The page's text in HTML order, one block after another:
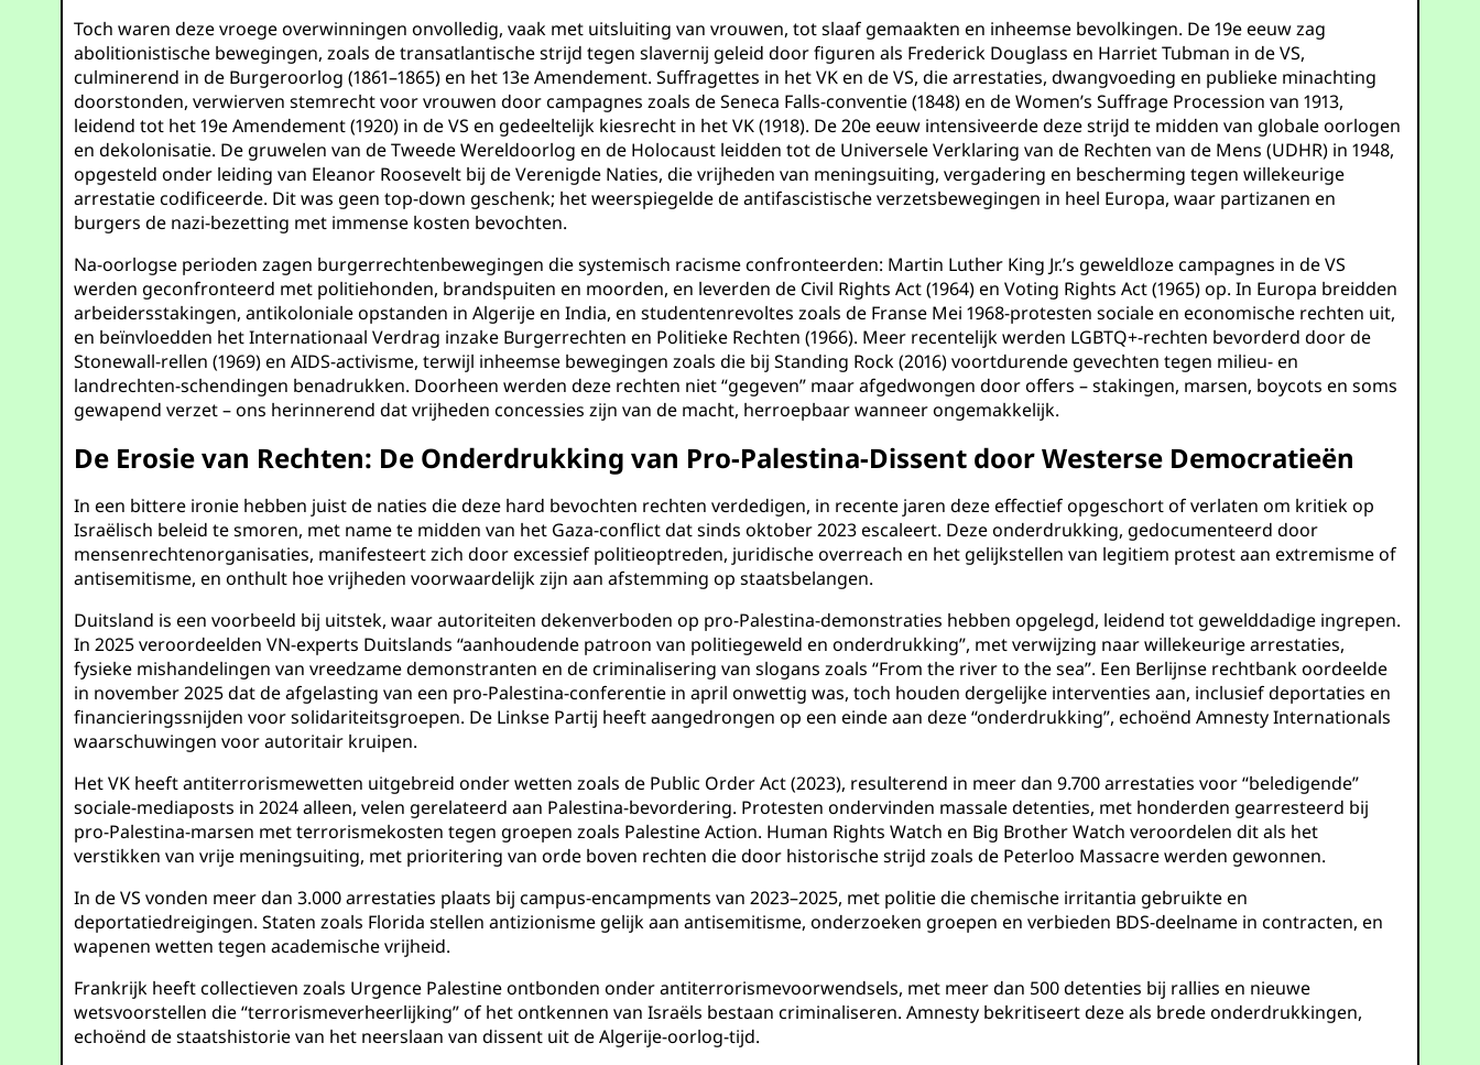
Toch waren deze vroege overwinningen onvolledig, vaak met uitsluiting van vrouwen, tot slaaf gemaakten en inheemse bevolkingen. De 19e eeuw zag
abolitionistische bewegingen, zoals de transatlantische strijd tegen slavernij geleid door figuren als Frederick Douglass en Harriet Tubman in de VS,
culminerend in de Burgeroorlog (1861–1865) en het 13e Amendement. Suffragettes in het VK en de VS, die arrestaties, dwangvoeding en publieke minachting
doorstonden, verwierven stemrecht voor vrouwen door campagnes zoals de Seneca Falls-conventie (1848) en de Women’s Suffrage Procession van 1913,
leidend tot het 19e Amendement (1920) in de VS en gedeeltelijk kiesrecht in het VK (1918). De 20e eeuw intensiveerde deze strijd te midden van globale oorlogen
en dekolonisatie. De gruwelen van de Tweede Wereldoorlog en de Holocaust leidden tot de Universele Verklaring van de Rechten van de Mens (UDHR) in 1948,
opgesteld onder leiding van Eleanor Roosevelt bij de Verenigde Naties, die vrijheden van meningsuiting, vergadering en bescherming tegen willekeurige
arrestatie codificeerde. Dit was geen top-down geschenk; het weerspiegelde de antifascistische verzetsbewegingen in heel Europa, waar partizanen en
burgers de nazi-bezetting met immense kosten bevochten.
Na-oorlogse perioden zagen burgerrechtenbewegingen die systemisch racisme confronteerden: Martin Luther King Jr.’s geweldloze campagnes in de VS
werden geconfronteerd met politiehonden, brandspuiten en moorden, en leverden de Civil Rights Act (1964) en Voting Rights Act (1965) op. In Europa breidden
arbeidersstakingen, antikoloniale opstanden in Algerije en India, en studentenrevoltes zoals de Franse Mei 1968-protesten sociale en economische rechten uit,
en beïnvloedden het Internationaal Verdrag inzake Burgerrechten en Politieke Rechten (1966). Meer recentelijk werden LGBTQ+-rechten bevorderd door de
Stonewall-rellen (1969) en AIDS-activisme, terwijl inheemse bewegingen zoals die bij Standing Rock (2016) voortdurende gevechten tegen milieu- en
landrechten-schendingen benadrukken. Doorheen werden deze rechten niet “gegeven” maar afgedwongen door offers – stakingen, marsen, boycots en soms
gewapend verzet – ons herinnerend dat vrijheden concessies zijn van de macht, herroepbaar wanneer ongemakkelijk.
De Erosie van Rechten: De Onderdrukking van Pro-Palestina-Dissent door Westerse Democratieën
In een bittere ironie hebben juist de naties die deze hard bevochten rechten verdedigen, in recente jaren deze effectief opgeschort of verlaten om kritiek op
Israëlisch beleid te smoren, met name te midden van het Gaza-conflict dat sinds oktober 2023 escaleert. Deze onderdrukking, gedocumenteerd door
mensenrechtenorganisaties, manifesteert zich door excessief politieoptreden, juridische overreach en het gelijkstellen van legitiem protest aan extremisme of
antisemitisme, en onthult hoe vrijheden voorwaardelijk zijn aan afstemming op staatsbelangen.
Duitsland is een voorbeeld bij uitstek, waar autoriteiten dekenverboden op pro-Palestina-demonstraties hebben opgelegd, leidend tot gewelddadige ingrepen.
In 2025 veroordeelden VN-experts Duitslands “aanhoudende patroon van politiegeweld en onderdrukking”, met verwijzing naar willekeurige arrestaties,
fysieke mishandelingen van vreedzame demonstranten en de criminalisering van slogans zoals “From the river to the sea”. Een Berlijnse rechtbank oordeelde
in november 2025 dat de afgelasting van een pro-Palestina-conferentie in april onwettig was, toch houden dergelijke interventies aan, inclusief deportaties en
financieringssnijden voor solidariteitsgroepen. De Linkse Partij heeft aangedrongen op een einde aan deze “onderdrukking”, echoënd Amnesty Internationals
waarschuwingen voor autoritair kruipen.
Het VK heeft antiterrorismewetten uitgebreid onder wetten zoals de Public Order Act (2023), resulterend in meer dan 9.700 arrestaties voor “beledigende”
sociale-mediaposts in 2024 alleen, velen gerelateerd aan Palestina-bevordering. Protesten ondervinden massale detenties, met honderden gearresteerd bij
pro-Palestina-marsen met terrorismekosten tegen groepen zoals Palestine Action. Human Rights Watch en Big Brother Watch veroordelen dit als het
verstikken van vrije meningsuiting, met prioritering van orde boven rechten die door historische strijd zoals de Peterloo Massacre werden gewonnen.
In de VS vonden meer dan 3.000 arrestaties plaats bij campus-encampments van 2023–2025, met politie die chemische irritantia gebruikte en
deportatiedreigingen. Staten zoals Florida stellen antizionisme gelijk aan antisemitisme, onderzoeken groepen en verbieden BDS-deelname in contracten, en
wapenen wetten tegen academische vrijheid.
Frankrijk heeft collectieven zoals Urgence Palestine ontbonden onder antiterrorismevoorwendsels, met meer dan 500 detenties bij rallies en nieuwe
wetsvoorstellen die “terrorismeverheerlijking” of het ontkennen van Israëls bestaan criminaliseren. Amnesty bekritiseert deze als brede onderdrukkingen,
echoënd de staatshistorie van het neerslaan van dissent uit de Algerije-oorlog-tijd.